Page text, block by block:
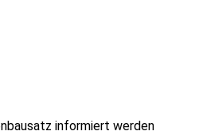
informiert werden